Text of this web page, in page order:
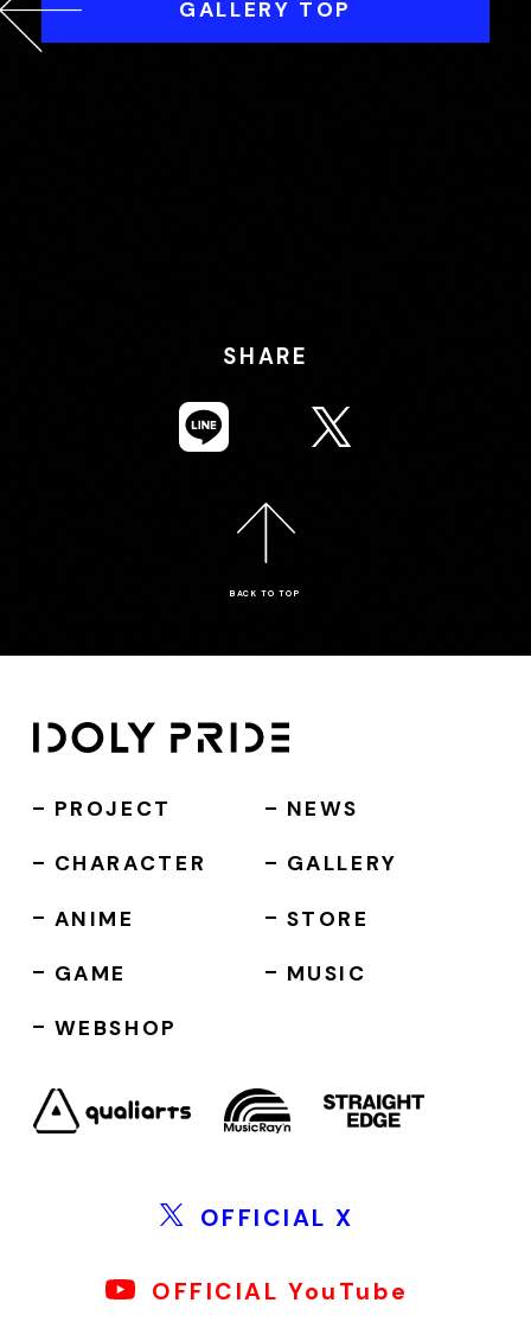
GALLERY TOP
SHARE
BACK TO TOP
PROJECT
CHARACTER
ANIME
GAME
WEBSHOP
NEWS
GALLERY
STORE
MUSIC
OFFICIAL X
OFFICIAL YouTube